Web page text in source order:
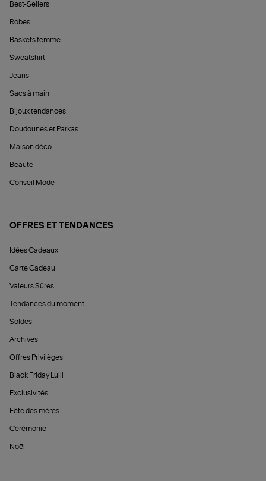
Best-Sellers
Robes
Baskets femme
Sweatshirt
Jeans
Sacs à main
Bijoux tendances
Doudounes et Parkas
Maison déco
Beauté
Conseil Mode
OFFRES ET TENDANCES
Idées Cadeaux
Carte Cadeau
Valeurs Sûres
Tendances du moment
Soldes
Archives
Offres Privilèges
Black Friday Lulli
Exclusivités
Fête des mères
Cérémonie
Noël